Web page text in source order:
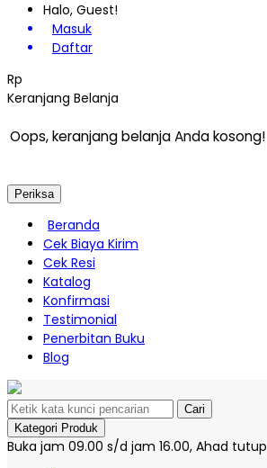
Halo, Guest!
Masuk
Daftar
Rp
Keranjang Belanja
Oops, keranjang belanja Anda kosong!
Periksa
Beranda
Cek Biaya Kirim
Cek Resi
Katalog
Konfirmasi
Testimonial
Penerbitan Buku
Blog
Cari
Kategori Produk
Buka jam 09.00 s/d jam 16.00, Ahad tutup